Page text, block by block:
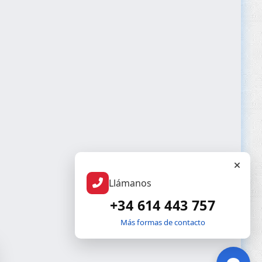
Llámanos
+34 614 443 757
Más formas de contacto